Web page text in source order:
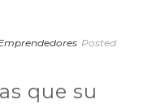
Posted
que su